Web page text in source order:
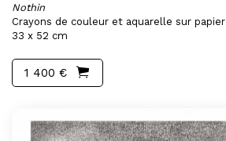
Nothin
Crayons de couleur et aquarelle sur papier
33 x 52 cm
1 400 €